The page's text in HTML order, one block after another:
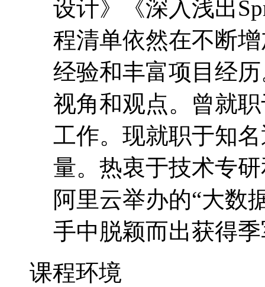
工作。现就职于知
量。热衷于技术专
阿里云举办的“大数
手中脱颖而出获得
课程环境
任意
授课对象
无任何要求